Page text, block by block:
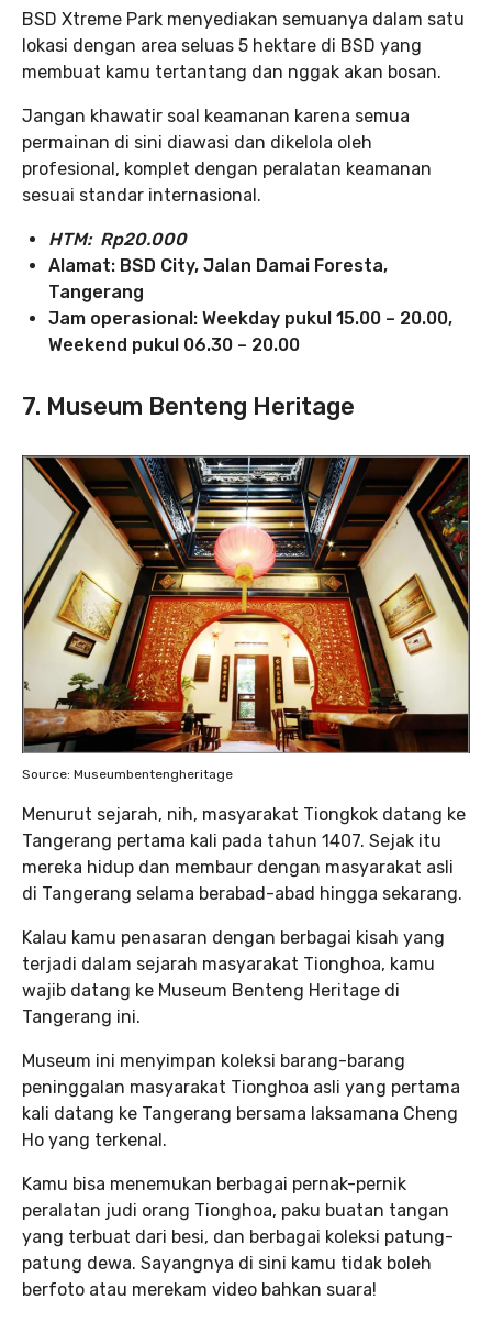
BSD Xtreme Park menyediakan semuanya dalam satu
lokasi dengan area seluas 5 hektare di BSD yang
membuat kamu tertantang dan nggak akan bosan.
Jangan khawatir soal keamanan karena semua
permainan di sini diawasi dan dikelola oleh
profesional, komplet dengan peralatan keamanan
sesuai standar internasional.
HTM: Rp20.000
Alamat: BSD City, Jalan Damai Foresta,
Tangerang
Jam operasional: Weekday pukul 15.00 – 20.00,
Weekend pukul 06.30 – 20.00
7. Museum Benteng Heritage
Source: Museumbentengheritage
Menurut sejarah, nih, masyarakat Tiongkok datang ke
Tangerang pertama kali pada tahun 1407. Sejak itu
mereka hidup dan membaur dengan masyarakat asli
di Tangerang selama berabad-abad hingga sekarang.
Kalau kamu penasaran dengan berbagai kisah yang
terjadi dalam sejarah masyarakat Tionghoa, kamu
wajib datang ke Museum Benteng Heritage di
Tangerang ini.
Museum ini menyimpan koleksi barang-barang
peninggalan masyarakat Tionghoa asli yang pertama
kali datang ke Tangerang bersama laksamana Cheng
Ho yang terkenal.
Kamu bisa menemukan berbagai pernak-pernik
peralatan judi orang Tionghoa, paku buatan tangan
yang terbuat dari besi, dan berbagai koleksi patung-
patung dewa. Sayangnya di sini kamu tidak boleh
berfoto atau merekam video bahkan suara!